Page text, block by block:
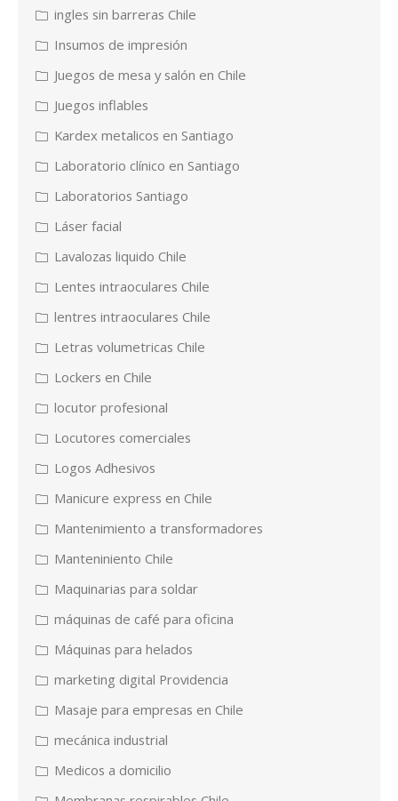
ingles sin barreras Chile
Insumos de impresión
Juegos de mesa y salón en Chile
Juegos inflables
Kardex metalicos en Santiago
Laboratorio clínico en Santiago
Laboratorios Santiago
Láser facial
Lavalozas liquido Chile
Lentes intraoculares Chile
lentres intraoculares Chile
Letras volumetricas Chile
Lockers en Chile
locutor profesional
Locutores comerciales
Logos Adhesivos
Manicure express en Chile
Mantenimiento a transformadores
Manteniniento Chile
Maquinarias para soldar
máquinas de café para oficina
Máquinas para helados
marketing digital Providencia
Masaje para empresas en Chile
mecánica industrial
Medicos a domicilio